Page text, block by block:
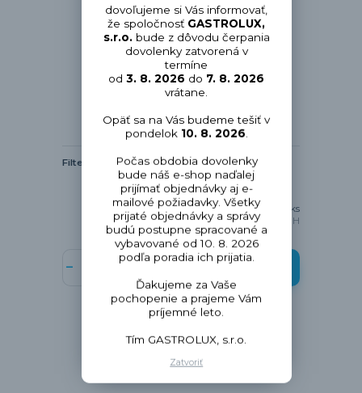
Filter BRITA PURITY C 1100
297,05 €
ks
241,50 €bez DPH
Pridať do košíka
dovoľujeme si Vás informovať,
že spoločnosť GASTROLUX,
s.r.o.bude z dôvodu čerpania
dovolenky zatvorená v
termíne
od3. 8. 2026 do 7. 8. 2026
vrátane.
Opäť sa na Vás budeme tešiť v
pondelok 10. 8. 2026.
Počas obdobia dovolenky
bude náš e-shop naďalej
prijímať objednávky aj e-
mailové požiadavky. Všetky
prijaté objednávky a správy
budú postupne spracované a
vybavované od 10. 8. 2026
podľa poradia ich prijatia.
Ďakujeme za Vaše
pochopenie a prajeme Vám
príjemné leto.
Tím GASTROLUX, s.r.o.
Zatvoriť